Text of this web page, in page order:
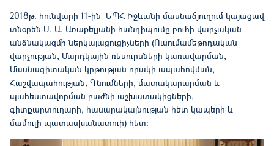
2018թ. հունվարի 11-ին ԵՊՀ Իջևանի մասնաճյուղում կայացավ
տնօրեն Ս. Ա. Առաքելյանի հանդիպումը բուհի վարչական
անձնակազմի ներկայացուցիչների (Ուսումամեթոդական
վարչության, Մարդկային ռեսուրսների կառավարման,
Մասնագիտական կրթության որակի ապահովման,
Հաշվապահության, Գնումների, մատակարարման և
պահեստավորման բաժնի աշխատակիցների,
գիտքարտուղարի, հասարակայնության հետ կապերի և
մամուլի պատասխանատուի) հետ: